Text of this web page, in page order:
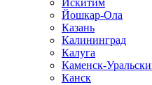
Йошкар-Ола
Казань
Калининград
Калуга
Каменск-
Канск